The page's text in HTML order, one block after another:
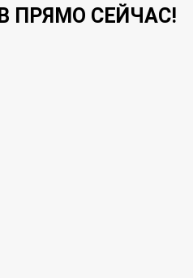
ПРЯМО СЕЙЧАС!